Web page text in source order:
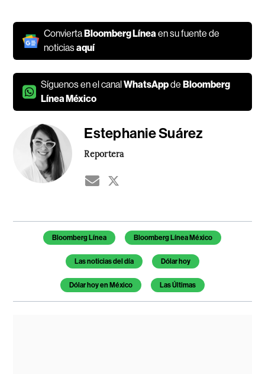
Convierta Bloomberg Líneaen su fuente de
noticiasaquí
Síguenos en el canalWhatsAppde Bloomberg
Línea México
Estephanie Suárez
Reportera
Temas de este artículo
Bloomberg Línea Bloomberg Línea México
Las noticias del día Dólar hoy
Dólar hoy en México Las Últimas